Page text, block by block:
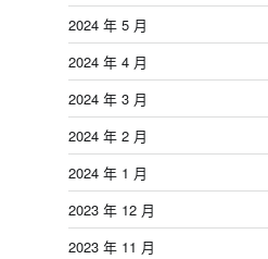
2024 年 5 月
2024 年 4 月
2024 年 3 月
2024 年 2 月
2024 年 1 月
2023 年 12 月
2023 年 11 月